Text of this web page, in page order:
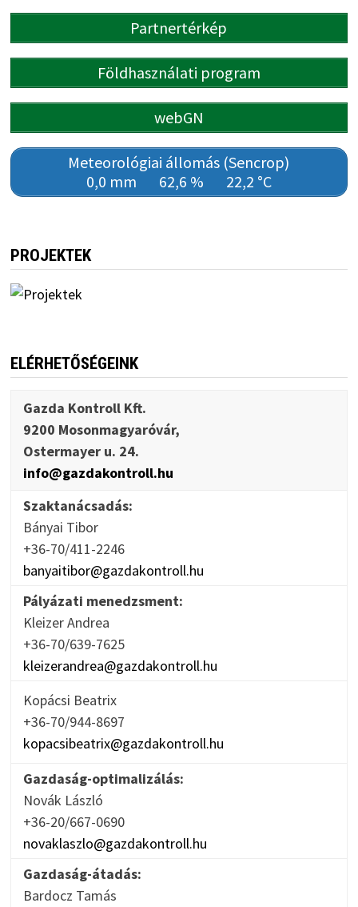
Partnertérkép
Földhasználati program
webGN
Meteorológiai állomás (Sencrop)
0,0 mm
62,6 % 22,2 °C
PROJEKTEK
ELÉRHETŐSÉGEINK
Gazda Kontroll Kft.
9200 Mosonmagyaróvár,
Ostermayer u. 24.
info@gazdakontroll.hu
Szaktanácsadás:
Bányai Tibor
+36-70/411-2246
banyaitibor@gazdakontroll.hu
Pályázati menedzsment:
Kleizer Andrea
+36-70/639-7625
kleizerandrea@gazdakontroll.hu
Kopácsi Beatrix
+36-70/944-8697
kopacsibeatrix@gazdakontroll.hu
Gazdaság-optimalizálás:
Novák László
+36-20/667-0690
novaklaszlo@gazdakontroll.hu
Gazdaság-átadás:
Bardocz Tamás